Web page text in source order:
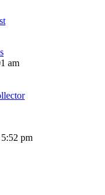
am
pm